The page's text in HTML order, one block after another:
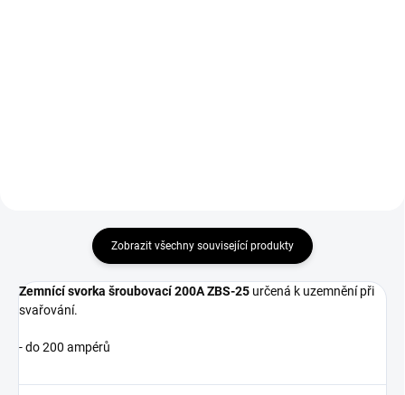
Zobrazit všechny související produkty
Zemnící svorka šroubovací 200A ZBS-25 určená k uzemnění při
svařování.
- do 200 ampérů